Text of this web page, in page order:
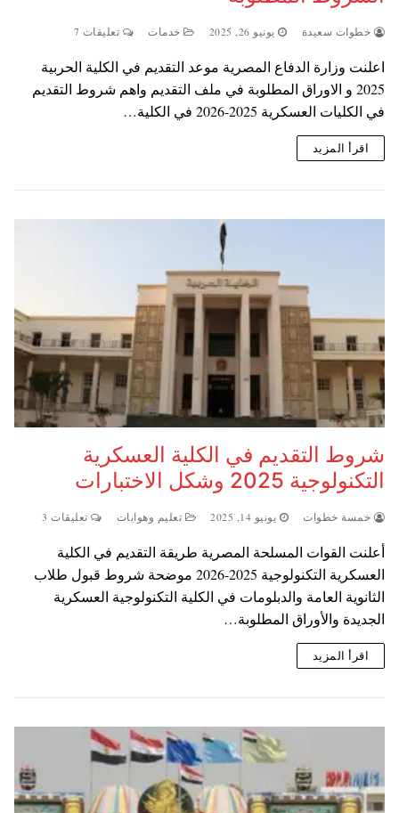
خطوات سعيدة يونيو 26, 2025 خدمات تعليقات 7
اعلنت وزارة الدفاع المصرية موعد التقديم في الكلية الحربية
2025 و الاوراق المطلوبة في ملف التقديم واهم شروط التقديم
في الكليات العسكرية 2025-2026 في الكلية…
اقرأ المزيد
شروط التقديم في الكلية العسكرية
التكنولوجية 2025 وشكل الاختبارات
خمسة خطوات يونيو 14, 2025 تعليم وهوايات تعليقات 3
أعلنت القوات المسلحة المصرية طريقة التقديم في الكلية
العسكرية التكنولوجية 2025-2026 موضحة شروط قبول طلاب
الثانوية العامة والدبلومات في الكلية التكنولوجية العسكرية
الجديدة والأوراق المطلوبة…
اقرأ المزيد